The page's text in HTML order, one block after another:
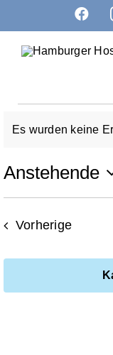
springen
Es wurden keine
Anstehende
Datum
Vorherige